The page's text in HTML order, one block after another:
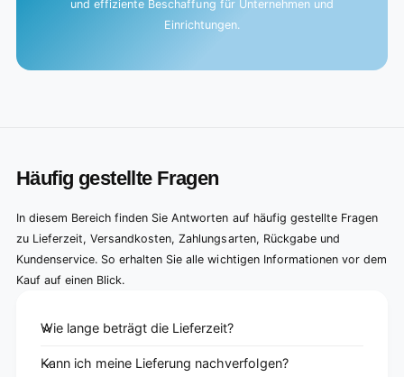
und effiziente Beschaffung für Unternehmen und
Einrichtungen.
Häufig gestellte Fragen
In diesem Bereich finden Sie Antworten auf häufig gestellte Fragen
zu Lieferzeit, Versandkosten, Zahlungsarten, Rückgabe und
Kundenservice. So erhalten Sie alle wichtigen Informationen vor dem
Kauf auf einen Blick.
Wie lange beträgt die Lieferzeit?
Kann ich meine Lieferung nachverfolgen?